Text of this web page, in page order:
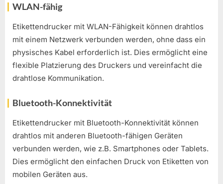
WLAN-fähig
Etikettendrucker mit WLAN-Fähigkeit können drahtlos
mit einem Netzwerk verbunden werden, ohne dass ein
physisches Kabel erforderlich ist. Dies ermöglicht eine
flexible Platzierung des Druckers und vereinfacht die
drahtlose Kommunikation.
Bluetooth-Konnektivität
Etikettendrucker mit Bluetooth-Konnektivität können
drahtlos mit anderen Bluetooth-fähigen Geräten
verbunden werden, wie z.B. Smartphones oder Tablets.
Dies ermöglicht den einfachen Druck von Etiketten von
mobilen Geräten aus.